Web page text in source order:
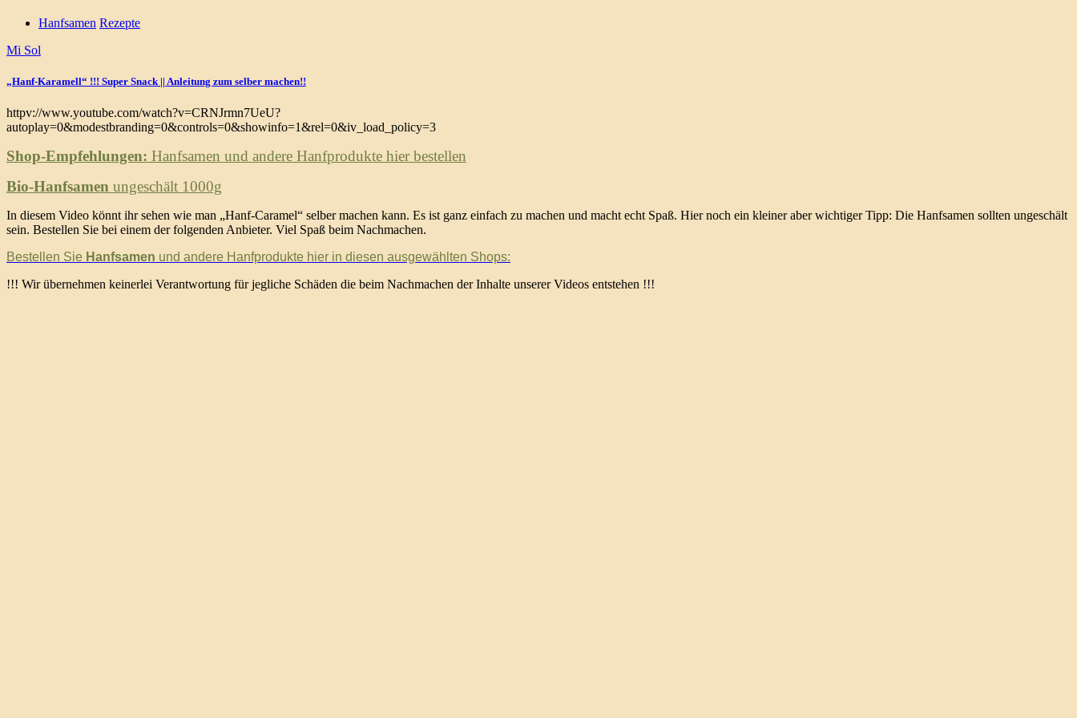
Hanfsamen Rezepte
Mi Sol
„Hanf-Karamell“ !!! Super Snack || Anleitung zum selber machen!!
httpv://www.youtube.com/watch?v=CRNJrmn7UeU?
autoplay=0&modestbranding=0&controls=0&showinfo=1&rel=0&iv_load_policy=3
Shop-Empfehlungen: Hanfsamen und andere Hanfprodukte hier bestellen
Bio-Hanfsamen ungeschält 1000g
In diesem Video könnt ihr sehen wie man „Hanf-Caramel“ selber machen kann. Es ist ganz einfach zu machen und macht echt Spaß. Hier noch ein kleiner aber wichtiger Tipp: Die Hanfsamen sollten ungeschält
sein. Bestellen Sie bei einem der folgenden Anbieter. Viel Spaß beim Nachmachen.
Bestellen Sie Hanfsamen und andere Hanfprodukte hier in diesen ausgewählten Shops:
!!! Wir übernehmen keinerlei Verantwortung für jegliche Schäden die beim Nachmachen der Inhalte unserer Videos entstehen !!!